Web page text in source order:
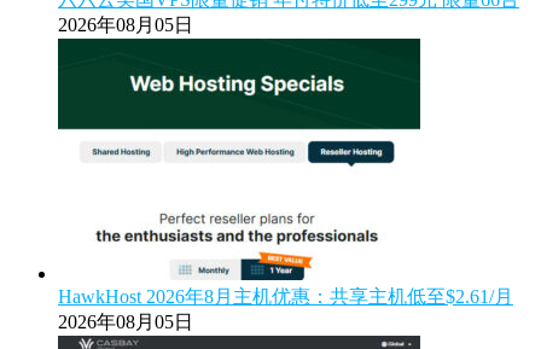
2026年08月05日
HawkHost 2026年8月主机优惠：共享主机低至$2.61/月
2026年08月05日